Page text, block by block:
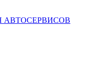
АВТОСЕРВИСОВ